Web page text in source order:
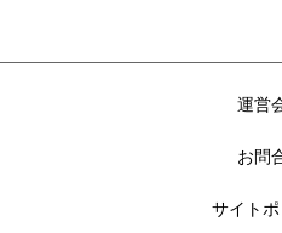
運営
お問
サイト